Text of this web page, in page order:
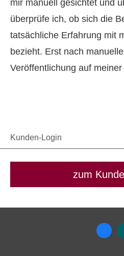
mir manuell gesichtet und
überprüfe ich, ob sich die
tatsächliche Erfahrung mit
bezieht. Erst nach
Veröffentlichung auf
Kunden-Login
zum